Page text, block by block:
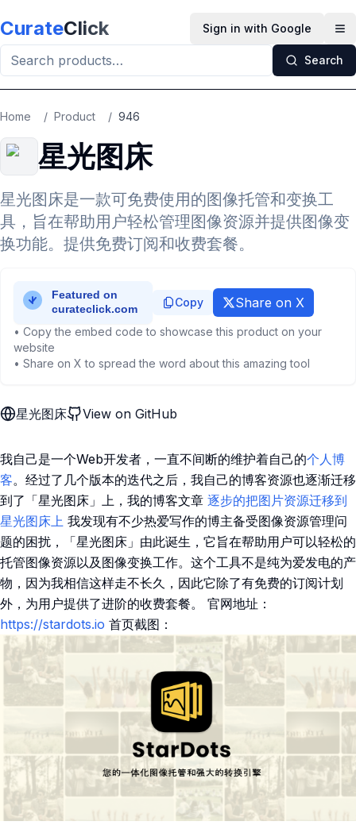
CurateClick Sign in with Google
Search
Home / Product / 946
星光图床
星光图床是一款可免费使用的图像托管和变换工
具，旨在帮助用户轻松管理图像资源并提供图像变
换功能。提供免费订阅和收费套餐。
Copy Share on X
• Copy the embed code to showcase this product on your
website
• Share on X to spread the word about this amazing tool
星光图床 View on GitHub
我自己是一个Web开发者，一直不间断的维护着自己的个人博
客。经过了几个版本的迭代之后，我自己的博客资源也逐渐迁移
到了「星光图床」上，我的博客文章 逐步的把图片资源迁移到
星光图床上 我发现有不少热爱写作的博主备受图像资源管理问
题的困扰，「星光图床」由此诞生，它旨在帮助用户可以轻松的
托管图像资源以及图像变换工作。这个工具不是纯为爱发电的产
物，因为我相信这样走不长久，因此它除了有免费的订阅计划
外，为用户提供了进阶的收费套餐。 官网地址：
https://stardots.io 首页截图：